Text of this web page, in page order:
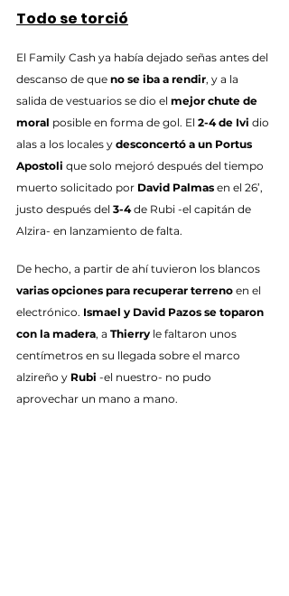
Todo se torció
El Family Cash ya había dejado señas antes del
descanso de que no se iba a rendir, y a la
salida de vestuarios se dio el mejor chute de
moral posible en forma de gol. El 2-4 de Ivi dio
alas a los locales y desconcertó a un Portus
Apostoli que solo mejoró después del tiempo
muerto solicitado por David Palmas en el 26’,
justo después del 3-4 de Rubi -el capitán de
Alzira- en lanzamiento de falta.
De hecho, a partir de ahí tuvieron los blancos
varias opciones para recuperar terreno en el
electrónico. Ismael y David Pazos se toparon
con la madera, a Thierry le faltaron unos
centímetros en su llegada sobre el marco
alzireño y Rubi -el nuestro- no pudo
aprovechar un mano a mano.